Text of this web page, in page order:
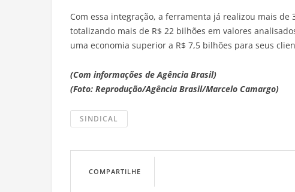
Com essa integração, a ferramenta já realizou mais
totalizando mais de R$ 22 bilhões em valores
uma economia superior a R$ 7,5 bilhões para seus
(Com informações de Agência Brasil)
(Foto: Reprodução/Agência Brasil/Marcelo Camargo)
SINDICAL
COMPARTILHE